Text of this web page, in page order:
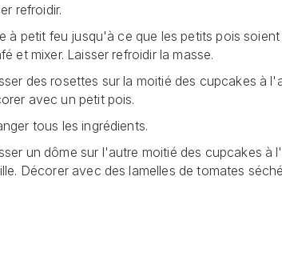
refroidir.
à petit feu jusqu'à ce que les petits pois
et mixer. Laisser refroidir la masse.
des rosettes sur la moitié des cupcakes à
avec un petit pois.
tous les ingrédients.
un dôme sur l'autre moitié des cupcakes à
Décorer avec des lamelles de tomates